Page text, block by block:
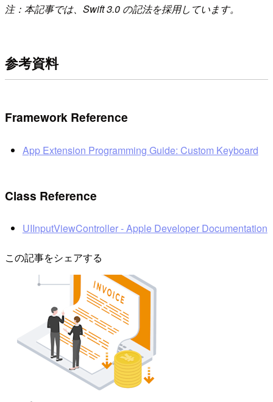
注：本記事では、Swift 3.0 の記法を採用しています。
参考資料
Framework Reference
App Extension Programming Guide: Custom Keyboard
Class Reference
UIInputViewController - Apple Developer Documentation
この記事をシェアする